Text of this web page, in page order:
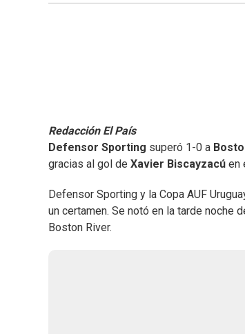
Redacción El País
Defensor Sporting superó 1-0 a
gracias al gol de Xavier Biscayzacú en
Defensor Sporting y la Copa AUF
un certamen. Se notó en la tarde noche
Boston River.